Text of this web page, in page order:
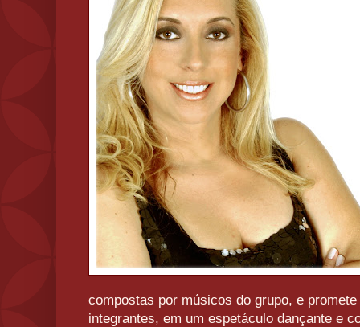
compostas por músicos do grupo, e
integrantes, em um espetáculo dançante e